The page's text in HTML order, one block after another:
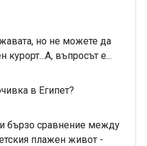
но не можете да
курорт...А, въпросът е...
в Египет?
бързо сравнение между
плажен живот -